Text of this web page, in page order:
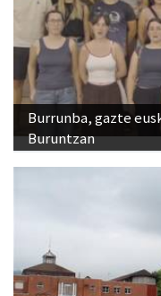
Burrunba, gazte
Buruntzan